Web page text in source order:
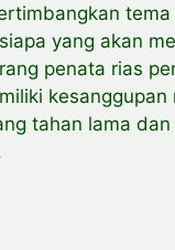
yang akan
penata rias
kesanggupan
tahan lama